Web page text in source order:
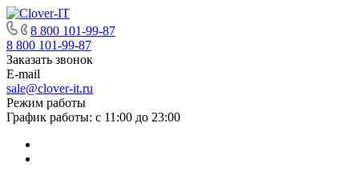
8 800 101-99-87
8 800 101-99-87
Заказать звонок
E-mail
sale@clover-it.ru
Режим работы
График работы: с 11:00 до 23:00